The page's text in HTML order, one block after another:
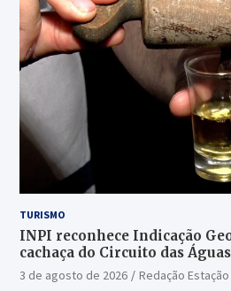
TURISMO
INPI reconhece Indicação
cachaça do Circuito das
3 de agosto de 2026
Redação